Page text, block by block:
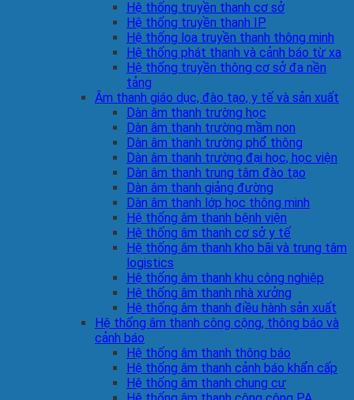
Hệ thống truyền thanh cơ sở
Hệ thống truyền thanh IP
Hệ thống loa truyền thanh thông minh
Hệ thống phát thanh và cảnh báo từ xa
Hệ thống truyền thông cơ sở đa nền
tảng
Âm thanh giáo dục, đào tạo, y tế và sản xuất
Dàn âm thanh trường học
Dàn âm thanh trường mầm non
Dàn âm thanh trường phổ thông
Dàn âm thanh trường đại học, học viện
Dàn âm thanh trung tâm đào tạo
Dàn âm thanh giảng đường
Dàn âm thanh lớp học thông minh
Hệ thống âm thanh bệnh viện
Hệ thống âm thanh cơ sở y tế
Hệ thống âm thanh kho bãi và trung tâm
logistics
Hệ thống âm thanh khu công nghiệp
Hệ thống âm thanh nhà xưởng
Hệ thống âm thanh điều hành sản xuất
Hệ thống âm thanh công cộng, thông báo và
cảnh báo
Hệ thống âm thanh thông báo
Hệ thống âm thanh cảnh báo khẩn cấp
Hệ thống âm thanh chung cư